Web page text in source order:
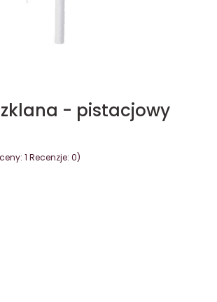
- pistacjowy
1 Recenzje: 0)